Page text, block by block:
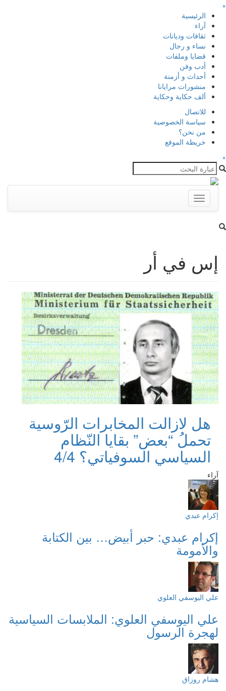
×
الرئيسية
آراء
ثقافات وديانات
نساء و رجال
قضايا وملفات
أدب وفن
أحداث و أزمنة
منشورات مرايانا
ألف حكاية وحكاية
للاتصال
سياسة الخصوصية
من نحن؟
خريطة الموقع
×
Toggle
navigation
إس في أر
هل لازالت المخابرات الرّوسية
تحملُ “بعض” بقايا النّظام
السياسي السوفياتي؟ 4/4
آراء
إكرام عبدي
إكرام عبدي: حبر أبيض… بين الكتابة
والأمومة
علي اليوسفي العلوي
علي اليوسفي العلوي: الملابسات السياسية
لهجرة الرسول
هشام روزاق